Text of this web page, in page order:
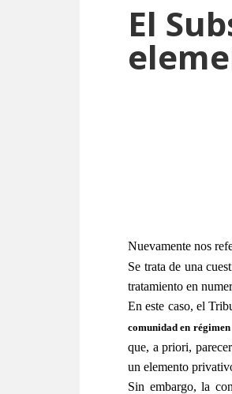
El
Nuevamente nos
Se trata de una
tratamiento en
En este caso, el
comunidad en
que, a priori,
un elemento
Sin embargo, la